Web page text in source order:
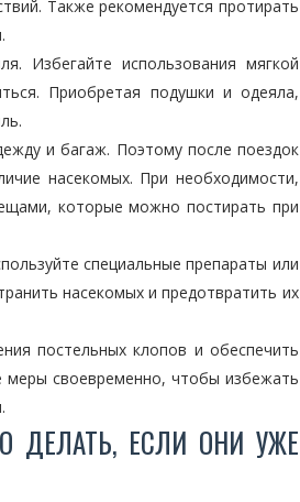
Также рекомендуется протирать
Избегайте использования мягкой
Приобретая подушки и одеяла,
и багаж. Поэтому после поездок
насекомых. При необходимости,
которые можно постирать при
специальные препараты или
насекомых и предотвратить их
постельных клопов и обеспечить
меры своевременно, чтобы избежать
ДЕЛАТЬ, ЕСЛИ ОНИ УЖЕ